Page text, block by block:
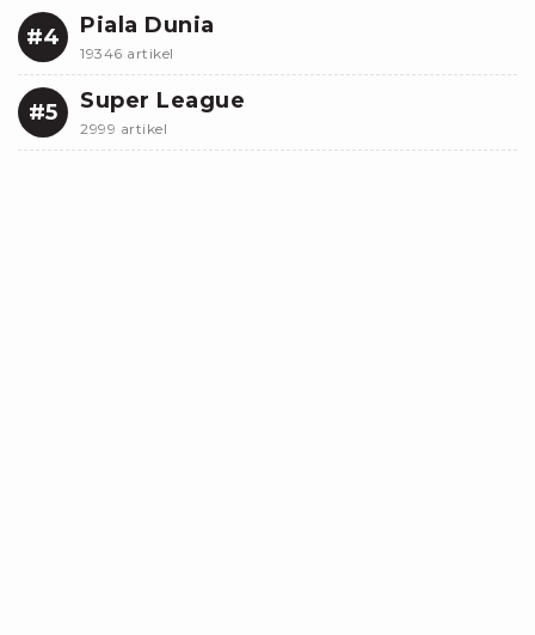
#4 Piala Dunia
19346 artikel
#5 Super League
2999 artikel